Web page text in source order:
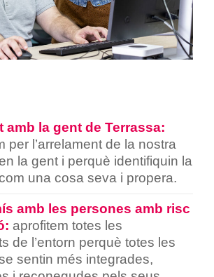
amb la gent de Terrassa:
per l’arrelament de la nostra
la gent i perquè identifiquin la
una cosa seva i propera.
amb les persones amb risc
aprofitem totes les
de l’entorn perquè totes les
sentin més integrades,